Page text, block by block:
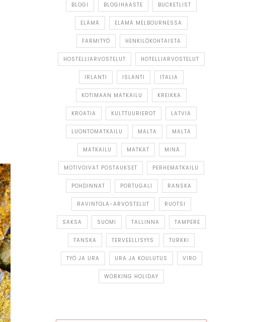
BLOGI BLOGIHAASTE BUCKETLIST
ELÄMÄ ELÄMÄ MELBOURNESSA
FARMITYÖ HENKILÖKOHTAISTA
HOSTELLIARVOSTELUT HOTELLIARVOSTELUT
IRLANTI ISLANTI ITALIA
KOTIMAAN MATKAILU KREIKKA
KROATIA KULTTUURIEROT LATVIA
LUONTOMATKAILU MALTA MALTA
MATKAILU MATKAT MINÄ
MOTIVOIVAT POSTAUKSET PERHEMATKAILU
POHDINNAT PORTUGALI RANSKA
RAVINTOLA-ARVOSTELUT RUOTSI
SAKSA SUOMI TALLINNA TAMPERE
TANSKA TERVEELLISYYS TURKKI
TYÖ JA URA URA JA KOULUTUS VIRO
WORKING HOLIDAY